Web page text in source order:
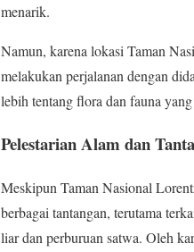
menarik.
Namun, karena lokasi Taman
melakukan perjalanan dengan
lebih tentang flora dan fauna
Pelestarian Alam dan
Meskipun Taman Nasional
berbagai tantangan, terutama
liar dan perburuan satwa. Oleh